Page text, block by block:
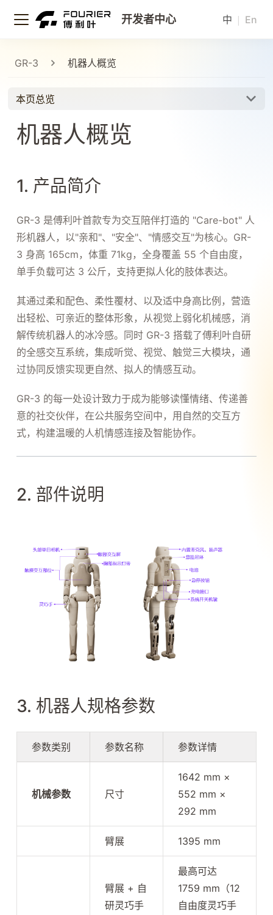
开发者中心 中 | En
GR-3 机器人概览
本页总览
机器人概览
1. 产品简介
GR-3 是傅利叶首款专为交互陪伴打造的 "Care-bot" 人
形机器人，以"亲和"、"安全"、"情感交互"为核心。GR-
3 身高 165cm，体重 71kg，全身覆盖 55 个自由度，
单手负载可达 3 公斤，支持更拟人化的肢体表达。
其通过柔和配色、柔性覆材、以及适中身高比例，营造
出轻松、可亲近的整体形象，从视觉上弱化机械感，消
解传统机器人的冰冷感。同时 GR-3 搭载了傅利叶自研
的全感交互系统，集成听觉、视觉、触觉三大模块，通
过协同反馈实现更自然、拟人的情感互动。
GR-3 的每一处设计致力于成为能够读懂情绪、传递善
意的社交伙伴，在公共服务空间中，用自然的交互方
式，构建温暖的人机情感连接及智能协作。
2. 部件说明
3. 机器人规格参数
参数类别 参数名称 参数详情
机械参数 尺寸
1642 mm ×
552 mm ×
292 mm
臂展 1395 mm
臂展 + 自
研灵巧手
最高可达
1759 mm（12
自由度灵巧手